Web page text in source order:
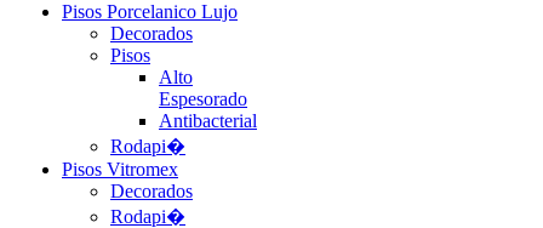
Pisos Porcelanico Lujo
Decorados
Pisos
Alto
Espesorado
Antibacterial
Rodapi�
Pisos Vitromex
Decorados
Rodapi�